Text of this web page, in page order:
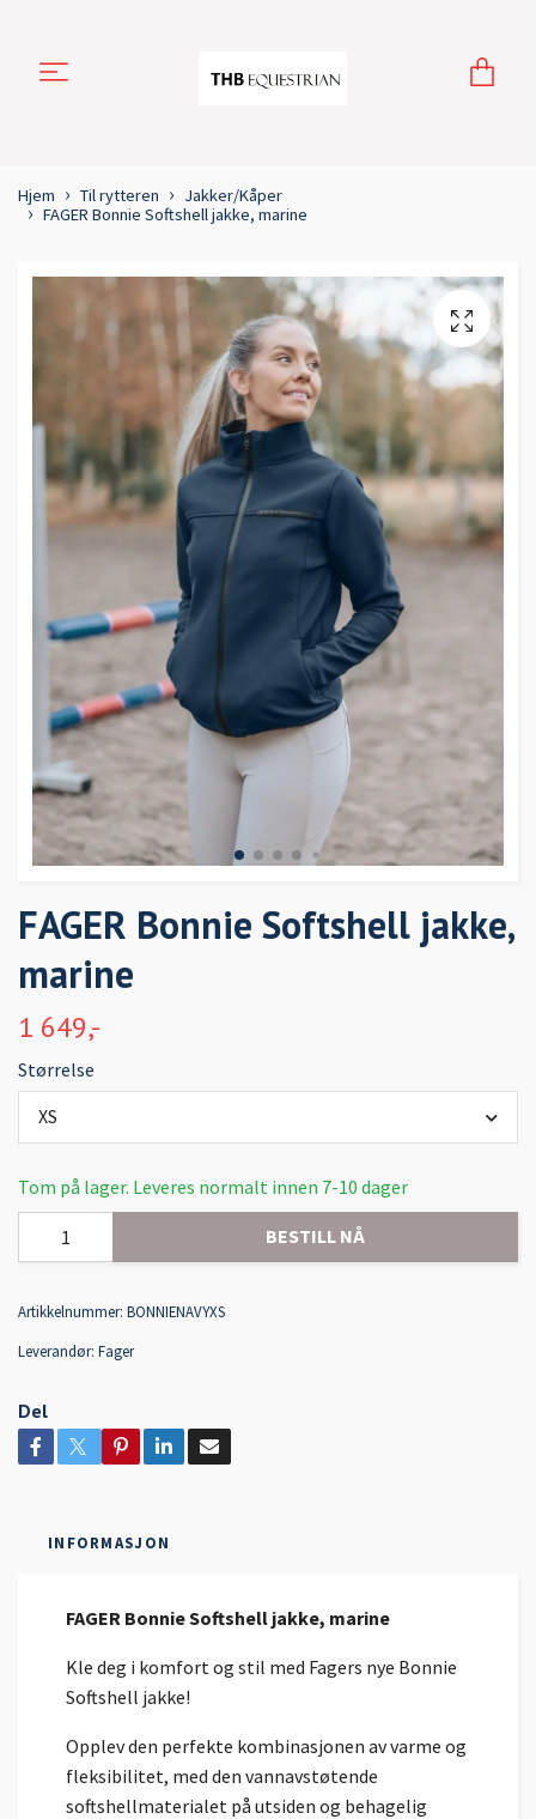
Hjem Til rytteren
Jakker/Kåper
FAGER Bonnie Softshell jakke, marine
FAGER Bonnie Softshell jakke,
marine
1 649,-
Størrelse
XS
Tom på lager. Leveres normalt innen 7-10 dager
BESTILL NÅ
Artikkelnummer: BONNIENAVYXS
Leverandør: Fager
Del
INFORMASJON
FAGER Bonnie Softshell jakke, marine
Kle deg i komfort og stil med Fagers nye Bonnie
Softshell jakke!
Opplev den perfekte kombinasjonen av varme og
fleksibilitet, med den vannavstøtende
softshellmaterialet på utsiden og behagelig